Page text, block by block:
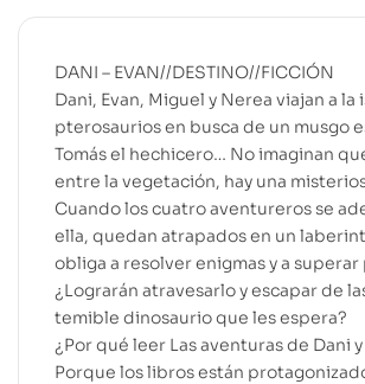
DANI – EVAN//DESTINO//FICCIÓN
Dani, Evan, Miguel y Nerea viajan a la
pterosaurios en busca de un musgo
Tomás el hechicero… No imaginan
entre la vegetación, hay una
Cuando los cuatro aventureros se
ella, quedan atrapados en un
obliga a resolver enigmas y a superar
¿Lograrán atravesarlo y escapar de
temible dinosaurio que les espera?
¿Por qué leer Las aventuras de Dani y
Porque los libros están